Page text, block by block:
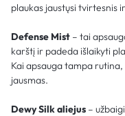
plaukas jaustųsi tvirtesnis
Defense Mist – tai
karštį ir padeda išlaikyti
Kai apsauga tampa rutina,
jausmas.
Dewy Silk aliejus –